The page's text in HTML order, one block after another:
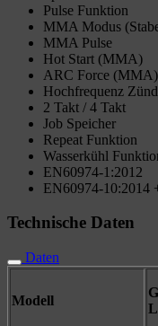
Pulse Funktion
MMA Modus
MMA Pulse
Hot Start (MMA)
ARC Force (MMA)
Hochfrequenz
2 Takt / 4 Takt
Job Speicher
Repeat Funktion
Wasserkühl
EN60974-1:2012
EN60974-10:2014
Technische Daten
Daten
Modell